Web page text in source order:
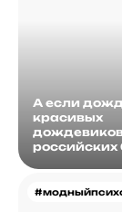
А если
красивых
российских